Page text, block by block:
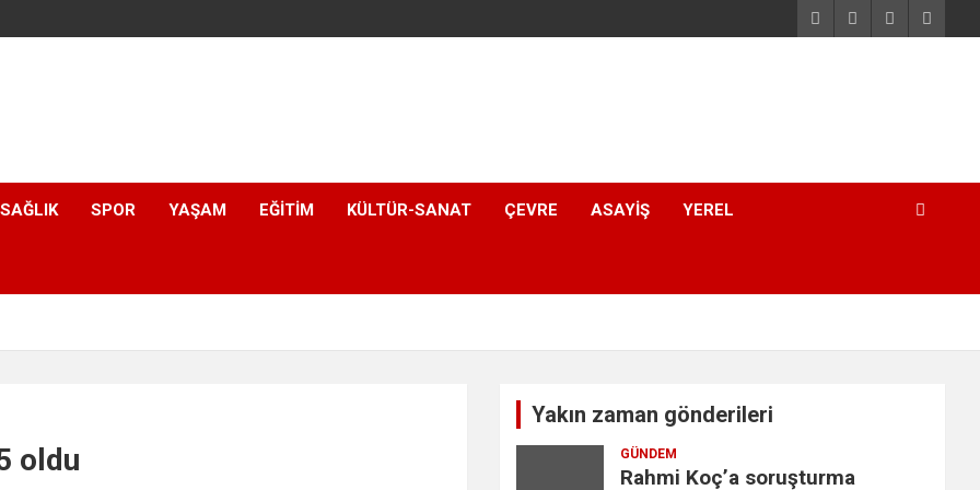
SAĞLIK SPOR YAŞAM EĞITIM KÜLTÜR-SANAT ÇEVRE ASAYIŞ YEREL
oldu
Yakın zaman gönderileri
GÜNDEM
Rahmi Koç’a soruşturma